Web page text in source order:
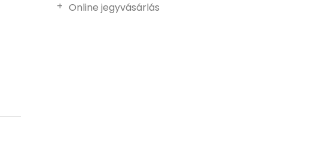
Online jegyvásárlás